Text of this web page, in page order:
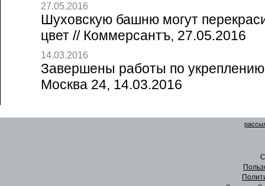
27.05.2016
Шуховскую башню могут
цвет // Коммерсантъ, 27.05.2016
14.03.2016
Завершены работы по
Москва 24, 14.03.2016